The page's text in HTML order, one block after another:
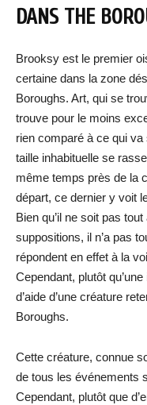
DANS THE
Brooksy est le premier
certaine dans la zone
Boroughs. Art, qui se
trouve pour le moins
rien comparé à ce qui
taille inhabituelle se
même temps près de la
départ, ce dernier y voit
Bien qu’il ne soit pas
suppositions, il n’a pas
répondent en effet à la
Cependant, plutôt
d’aide d’une créature
Boroughs.
Cette créature, connue
de tous les événements
Cependant, plutôt que